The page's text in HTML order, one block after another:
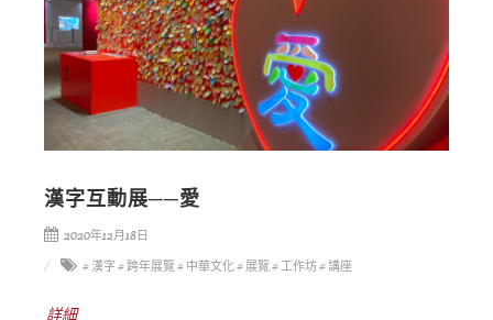
漢字互動展──愛
2020年12月18日
# 漢字 # 跨年展覽# 中華文化# 展覽# 工作坊# 講座
詳細